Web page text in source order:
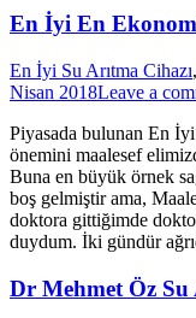
En İyi En
En İyi Su Arıtma Cihazı,
Nisan 2018Leave a
Piyasada bulunan En
önemini maalesef
Buna en büyük örnek
boş gelmiştir ama,
doktora gittiğimde
duydum. İki gündür
Dr Mehmet Öz Su